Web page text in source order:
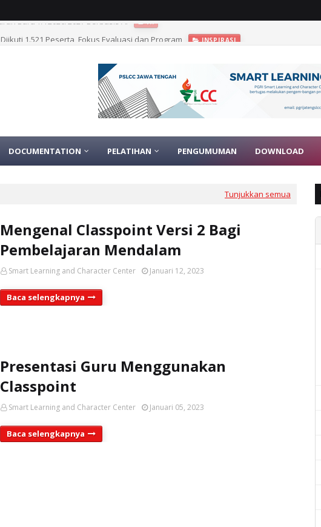
INSPIRASI
DOCUMENTATION PELATIHAN PENGUMUMAN DOWNLOAD
Tunjukkan semua
Mengenal Classpoint Versi 2 Bagi
Pembelajaran Mendalam
Smart Learning and Character Center Januari 12, 2023
Baca selengkapnya
Presentasi Guru Menggunakan
Classpoint
Smart Learning and Character Center Januari 05, 2023
Baca selengkapnya